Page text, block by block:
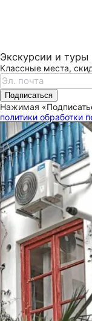
Экскурсии и туры
Классные места,
Подписаться
Нажимая
политики обработки